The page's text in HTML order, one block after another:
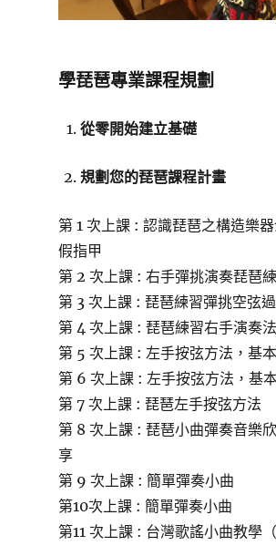
學琵琶專業課程規劃
從零開始建立基礎
規劃您的琵琶課程計畫
第 1 次上課 : 認識琵琶之構造樂
假指甲
第 2 次上課 : 右手彈挑演奏琵琶
第 3 次上課 : 琵琶練習彈挑空弦
第 4 次上課 : 琵琶練習右手演奏
第 5 次上課 : 左手按弦方法，基
第 6 次上課 : 左手按弦方法，基
第 7 次上課 : 琵琶左手按弦方法
第 8 次上課 : 琵琶小曲彈奏音樂
享
第 9 次上課 : 簡單彈奏小曲
第10次上課 : 簡單彈奏小曲
第11 次上課 : 台灣歌謠小曲教學（